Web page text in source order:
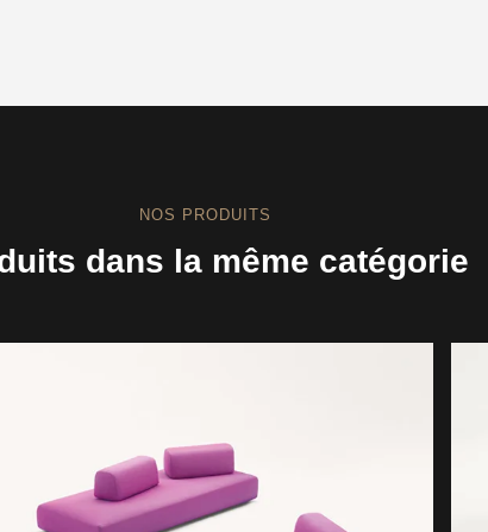
NOS PRODUITS
dans la même catégorie